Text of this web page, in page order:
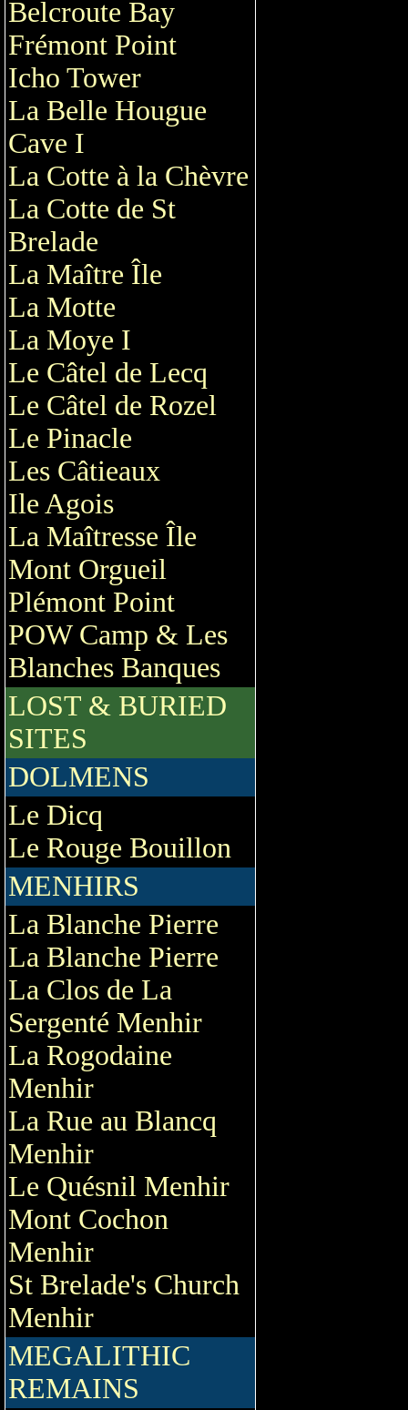
Belcroute Bay
Frémont Point
Icho Tower
La Belle Hougue
Cave I
La Cotte à la Chèvre
La Cotte de St
Brelade
La Maître Île
La Motte
La Moye I
Le Câtel de Lecq
Le Câtel de Rozel
Le Pinacle
Les Câtieaux
Ile Agois
La Maîtresse Île
Mont Orgueil
Plémont Point
POW Camp & Les
Blanches Banques
LOST & BURIED
SITES
DOLMENS
Le Dicq
Le Rouge Bouillon
MENHIRS
La Blanche Pierre
La Blanche Pierre
La Clos de La
Sergenté Menhir
La Rogodaine
Menhir
La Rue au Blancq
Menhir
Le Quésnil Menhir
Mont Cochon
Menhir
St Brelade's Church
Menhir
MEGALITHIC
REMAINS